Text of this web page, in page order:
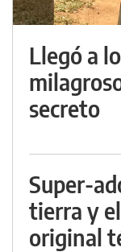
Llegó a
secreto
Super-
tierra y
original